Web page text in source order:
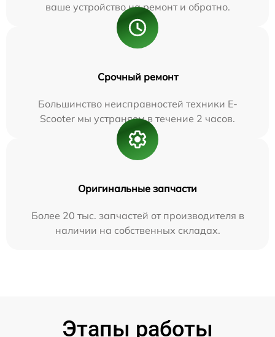
ваше устройство на ремонт и обратно.
Срочный ремонт
Большинство неисправностей техники E-
Scooter мы устраняем в течение 2 часов.
Оригинальные запчасти
Более 20 тыс. запчастей от производителя в
наличии на собственных складах.
Этапы работы